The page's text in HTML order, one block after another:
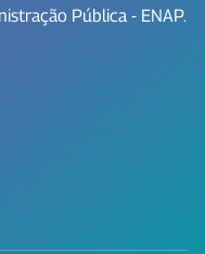
Pública - ENAP.